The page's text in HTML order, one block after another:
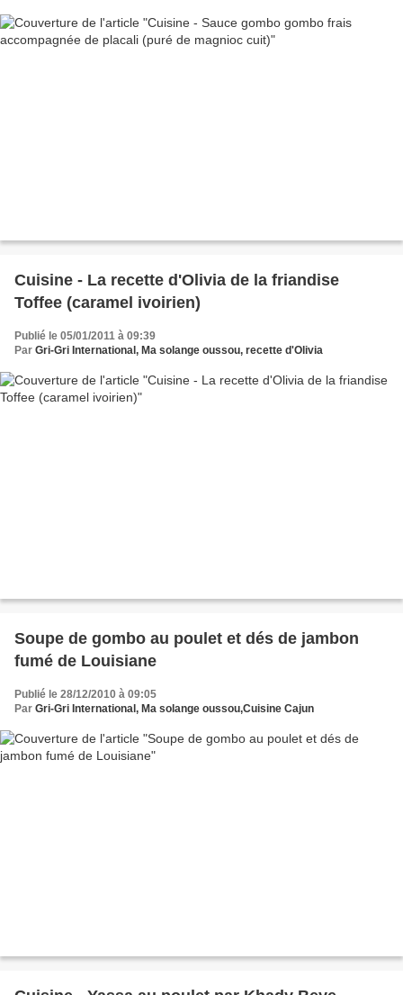
Cuisine - La recette d'Olivia de la friandise
Toffee (caramel ivoirien)
Publié le 05/01/2011 à 09:39
Par Gri-Gri International, Ma solange oussou, recette d'Olivia
Soupe de gombo au poulet et dés de jambon
fumé de Louisiane
Publié le 28/12/2010 à 09:05
Par Gri-Gri International, Ma solange oussou,Cuisine Cajun